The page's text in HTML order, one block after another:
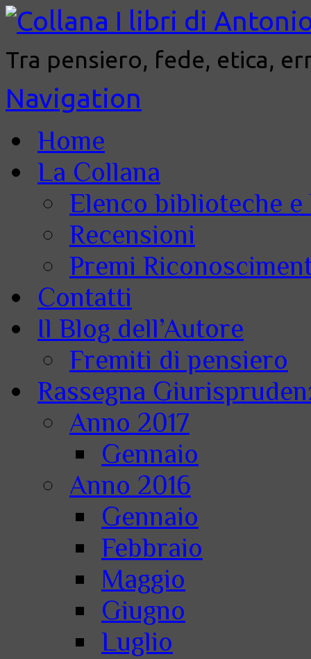
Tra pensiero, fede, etica,
Navigation
Home
La Collana
Elenco biblioteche
Recensioni
Premi
Contatti
Il Blog dell’Autore
Fremiti di pensiero
Rassegna
Anno 2017
Gennaio
Anno 2016
Gennaio
Febbraio
Maggio
Giugno
Luglio